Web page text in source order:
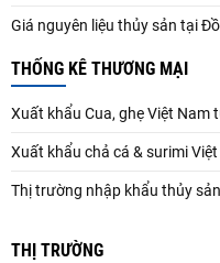
Giá nguyên liệu thủy sản tại
THỐNG KÊ THƯƠNG MẠI
Xuất khẩu Cua, ghẹ Việt
Xuất khẩu chả cá & surimi
Thị trường nhập khẩu thủy
THỊ TRƯỜNG